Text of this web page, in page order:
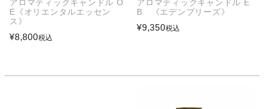
アロマティックキャンドル O
E《オリエンタルエッセン
ス》
¥8,800税込
アロマティックキャンドル E
B 《エデンブリーズ》
¥9,350税込